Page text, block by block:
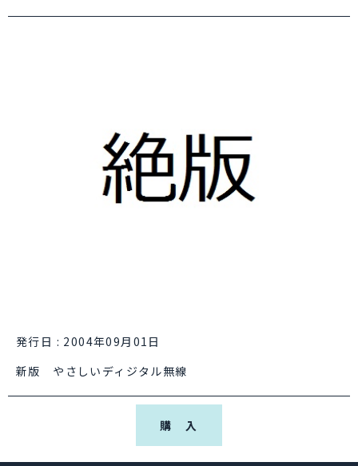
発行日 : 2004年09月01日
新版 やさしいディジタル無線
購 入